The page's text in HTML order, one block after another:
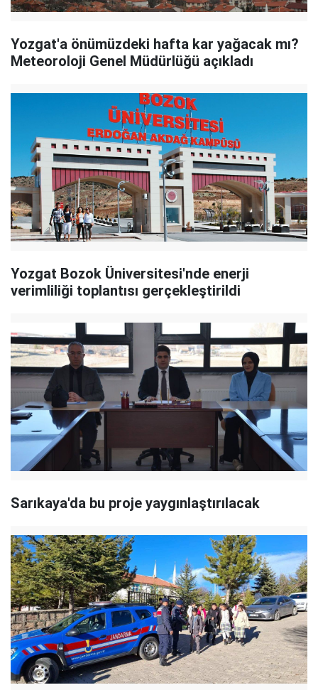
Yozgat'a önümüzdeki hafta kar yağacak mı?
Meteoroloji Genel Müdürlüğü açıkladı
Yozgat Bozok Üniversitesi'nde enerji
verimliliği toplantısı gerçekleştirildi
Sarıkaya'da bu proje yaygınlaştırılacak